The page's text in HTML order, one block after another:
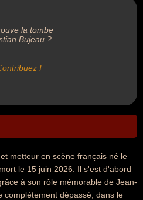
la tombe
Bujeau ?
!
metteur en scène français né le
le 15 juin 2026. Il s'est d'abord
à son rôle mémorable de Jean-
complètement dépassé, dans le